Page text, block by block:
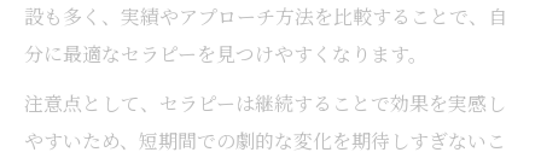
設も多く、実績やアプローチ方法を比較することで、自
分に最適なセラピーを見つけやすくなります。
注意点として、セラピーは継続することで効果を実感し
やすいため、短期間での劇的な変化を期待しすぎないこ